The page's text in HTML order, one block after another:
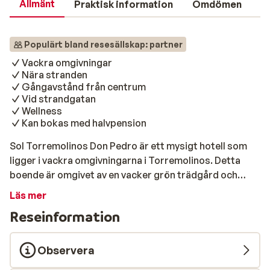
Allmänt Praktisk information Omdömen
Populärt bland resesällskap: partner
Vackra omgivningar
Nära stranden
Gångavstånd från centrum
Vid strandgatan
Wellness
Kan bokas med halvpension
Sol Torremolinos Don Pedro är ett mysigt hotell som
ligger i vackra omgivningarna i Torremolinos. Detta
boende är omgivet av en vacker grön trädgård och
ligger ett stenkast från den inbjudande sandstranden.
flera restauranger och butiker. Eftersom du kan
använda faciliteterna på Don Marco och Don Pablo är
det möjligt att vissa av de faciliteter du ser på bilderna
är på något av dessa två hotell. Sandstranden ligger
Läs mer
Reseinformation
Observera